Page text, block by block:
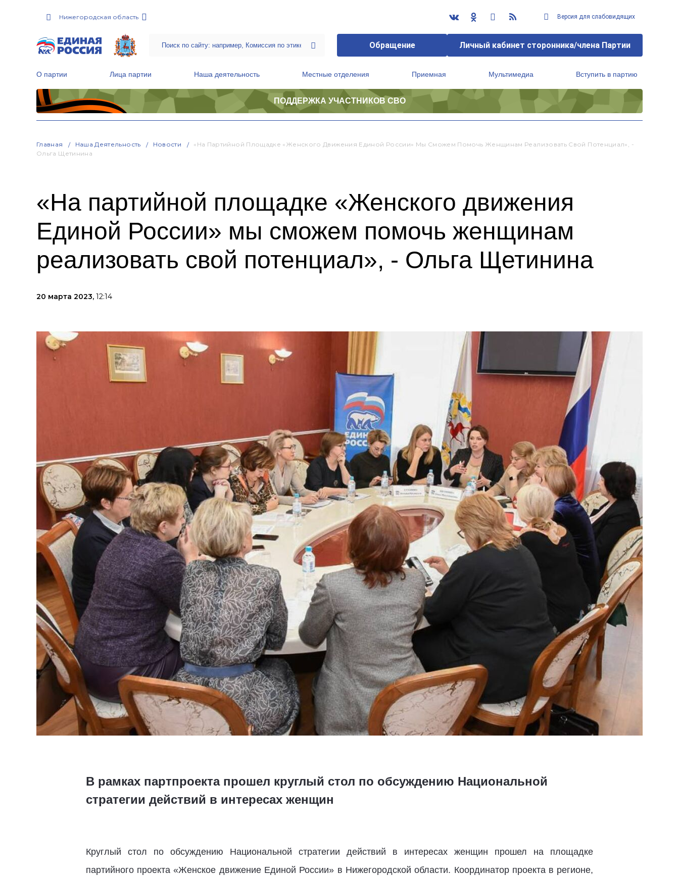
Нижегородская область Версия для слабовидящих
Обращение Личный кабинет сторонника/члена Партии
О партии Лица партии Наша деятельность Местные отделения Приемная Мультимедиа Вступить в партию
ПОДДЕРЖКА УЧАСТНИКОВ СВО
Главная Наша Деятельность Новости
«На Партийной Площадке «Женского Движения Единой России» Мы Сможем Помочь Женщинам Реализовать Свой Потенциал», -
Ольга Щетинина
«На партийной площадке «Женского движения
Единой России» мы сможем помочь женщинам
реализовать свой потенциал», - Ольга Щетинина
20 марта 2023, 12:14
В рамках партпроекта прошел круглый стол по обсуждению Национальной
стратегии действий в интересах женщин
Круглый стол по обсуждению Национальной стратегии действий в интересах женщин прошел на площадке
партийного проекта «Женское движение Единой России» в Нижегородской области. Координатор проекта в регионе,